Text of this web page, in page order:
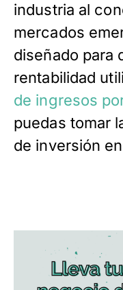
industria al
mercados
diseñado para
rentabilidad
de ingresos
puedas tomar
de inversión